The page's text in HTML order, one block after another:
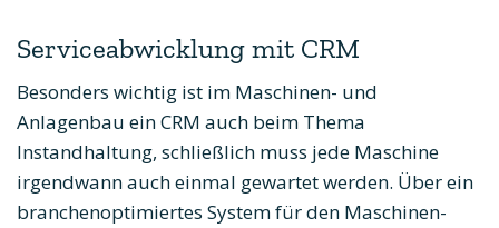
Serviceabwicklung mit CRM
Besonders wichtig ist im Maschinen- und
Anlagenbau ein CRM auch beim Thema
Instandhaltung, schließlich muss jede Maschine
irgendwann auch einmal gewartet werden. Über ein
branchenoptimiertes System für den Maschinen-